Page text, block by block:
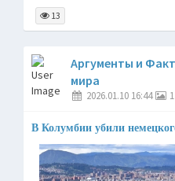
13
Аргументы и
мира
2026.01.10 16:44 1
В Колумбии убили